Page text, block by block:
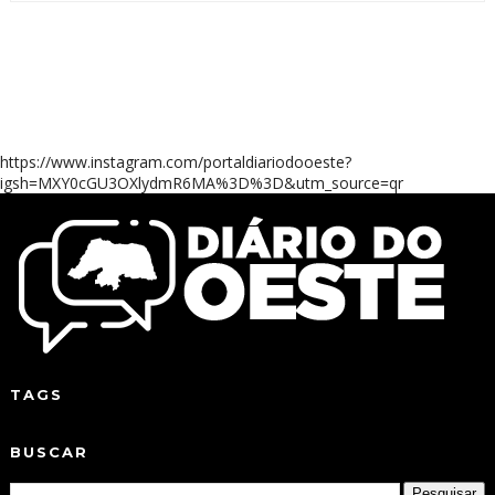
https://www.instagram.com/portaldiariodooeste?
igsh=MXY0cGU3OXlydmR6MA%3D%3D&utm_source=qr
TAGS
BUSCAR